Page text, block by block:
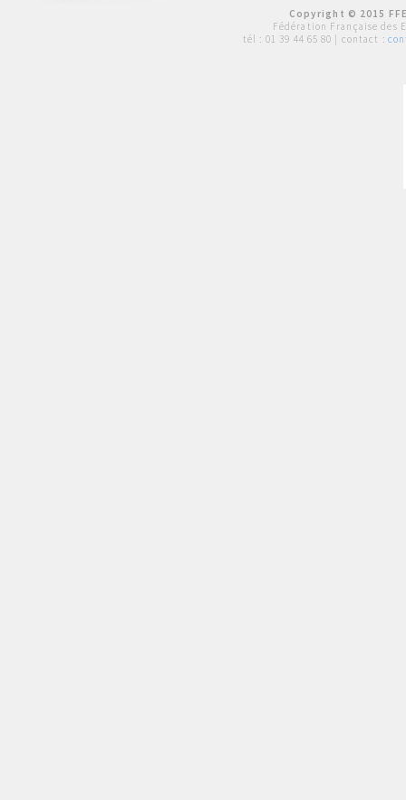
Copyright © 2015
Fédération Française des
tél : 01 39 44 65 80 | contact :